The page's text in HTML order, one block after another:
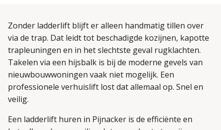
Zonder ladderlift blijft er alleen handmatig tillen over
via de trap. Dat leidt tot beschadigde kozijnen, kapotte
trapleuningen en in het slechtste geval rugklachten.
Takelen via een hijsbalk is bij de moderne gevels van
nieuwbouwwoningen vaak niet mogelijk. Een
professionele verhuislift lost dat allemaal op. Snel en
veilig.
Een ladderlift huren in Pijnacker is de efficiënte en